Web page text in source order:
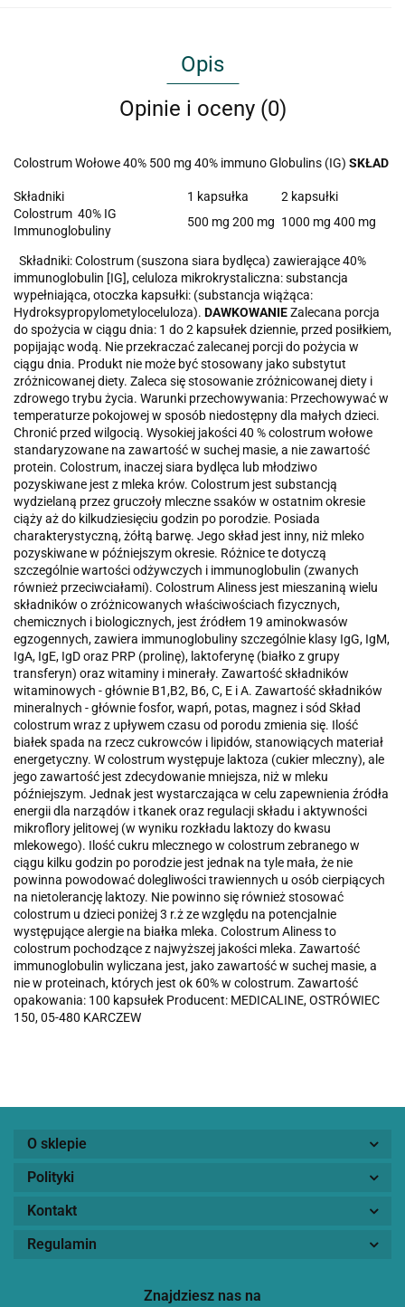
Opis
Opinie i oceny (0)
Colostrum Wołowe 40% 500 mg 40% immuno Globulins (IG) SKŁAD
Składniki 1 kapsułka
2 kapsułki
Colostrum 40% IG
Immunoglobuliny
500 mg 200 mg 1000 mg 400 mg
Składniki: Colostrum (suszona siara bydlęca) zawierające 40%
immunoglobulin [IG], celuloza mikrokrystaliczna: substancja
wypełniająca, otoczka kapsułki: (substancja wiążąca:
Hydroksypropylometyloceluloza). DAWKOWANIEZalecana porcja
do spożycia w ciągu dnia: 1 do 2 kapsułek dziennie, przed posiłkiem,
popijając wodą. Nie przekraczać zalecanej porcji do pożycia w
ciągu dnia. Produkt nie może być stosowany jako substytut
zróżnicowanej diety. Zaleca się stosowanie zróżnicowanej diety i
zdrowego trybu życia. Warunki przechowywania: Przechowywać w
temperaturze pokojowej w sposób niedostępny dla małych dzieci.
Chronić przed wilgocią. Wysokiej jakości 40 % colostrum wołowe
standaryzowane na zawartość w suchej masie, a nie zawartość
protein. Colostrum, inaczej siara bydlęca lub młodziwo
pozyskiwane jest z mleka krów. Colostrum jest substancją
wydzielaną przez gruczoły mleczne ssaków w ostatnim okresie
ciąży aż do kilkudziesięciu godzin po porodzie. Posiada
charakterystyczną, żółtą barwę. Jego skład jest inny, niż mleko
pozyskiwane w późniejszym okresie. Różnice te dotyczą
szczególnie wartości odżywczych i immunoglobulin (zwanych
również przeciwciałami). Colostrum Aliness jest mieszaniną wielu
składników o zróżnicowanych właściwościach fizycznych,
chemicznych i biologicznych, jest źródłem 19 aminokwasów
egzogennych, zawiera immunoglobuliny szczególnie klasy IgG, IgM,
IgA, IgE, IgD oraz PRP (prolinę), laktoferynę (białko z grupy
transferyn) oraz witaminy i minerały. Zawartość składników
witaminowych - głównie B1,B2, B6, C, E i A. Zawartość składników
mineralnych - głównie fosfor, wapń, potas, magnez i sód Skład
colostrum wraz z upływem czasu od porodu zmienia się. Ilość
białek spada na rzecz cukrowców i lipidów, stanowiących materiał
energetyczny. W colostrum występuje laktoza (cukier mleczny), ale
jego zawartość jest zdecydowanie mniejsza, niż w mleku
późniejszym. Jednak jest wystarczająca w celu zapewnienia źródła
energii dla narządów i tkanek oraz regulacji składu i aktywności
mikroflory jelitowej (w wyniku rozkładu laktozy do kwasu
mlekowego). Ilość cukru mlecznego w colostrum zebranego w
ciągu kilku godzin po porodzie jest jednak na tyle mała, że nie
powinna powodować dolegliwości trawiennych u osób cierpiących
na nietolerancję laktozy. Nie powinno się również stosować
colostrum u dzieci poniżej 3 r.ż ze względu na potencjalnie
występujące alergie na białka mleka. Colostrum Aliness to
colostrum pochodzące z najwyższej jakości mleka. Zawartość
immunoglobulin wyliczana jest, jako zawartość w suchej masie, a
nie w proteinach, których jest ok 60% w colostrum. Zawartość
opakowania: 100 kapsułek Producent: MEDICALINE, OSTRÓWIEC
150, 05-480 KARCZEW
O sklepie
Polityki
Kontakt
Regulamin
Znajdziesz nas na